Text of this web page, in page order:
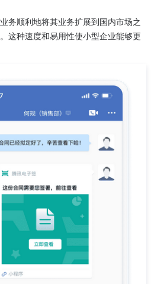
务顺利地将其业务扩展到国内市场之
这种速度和易用性使小型企业能够更